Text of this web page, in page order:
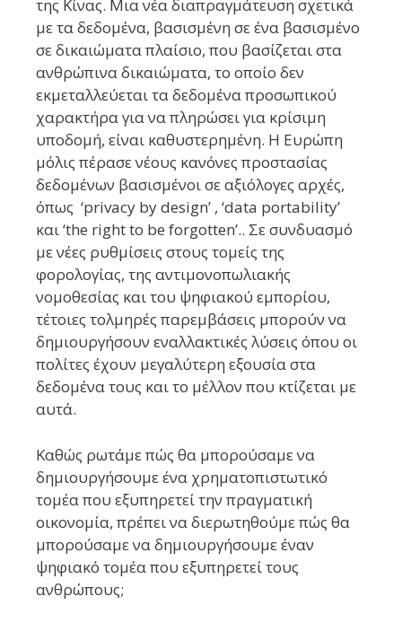
της Κίνας. Μια νέα διαπραγμάτευση σχετικά
με τα δεδομένα, βασισμένη σε ένα βασισμένο
σε δικαιώματα πλαίσιο, που βασίζεται στα
ανθρώπινα δικαιώματα, το οποίο δεν
εκμεταλλεύεται τα δεδομένα προσωπικού
χαρακτήρα για να πληρώσει για κρίσιμη
υποδομή, είναι καθυστερημένη. Η Ευρώπη
μόλις πέρασε νέους κανόνες προστασίας
δεδομένων βασισμένοι σε αξιόλογες αρχές,
όπως ‘privacy by design’ , ‘data portability’
και ‘the right to be forgotten’.. Σε συνδυασμό
με νέες ρυθμίσεις στους τομείς της
φορολογίας, της αντιμονοπωλιακής
νομοθεσίας και του ψηφιακού εμπορίου,
τέτοιες τολμηρές παρεμβάσεις μπορούν να
δημιουργήσουν εναλλακτικές λύσεις όπου οι
πολίτες έχουν μεγαλύτερη εξουσία στα
δεδομένα τους και το μέλλον που κτίζεται με
αυτά.
Καθώς ρωτάμε πώς θα μπορούσαμε να
δημιουργήσουμε ένα χρηματοπιστωτικό
τομέα που εξυπηρετεί την πραγματική
οικονομία, πρέπει να διερωτηθούμε πώς θα
μπορούσαμε να δημιουργήσουμε έναν
ψηφιακό τομέα που εξυπηρετεί τους
ανθρώπους;